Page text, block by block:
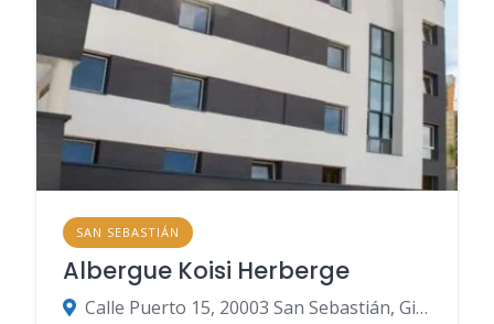
SAN SEBASTIÁN
Albergue Koisi Herberge
Calle Puerto 15, 20003 San Sebastián, Gipuzkoa, Spanien